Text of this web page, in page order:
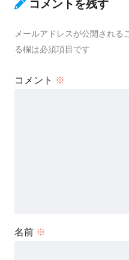
コメントを残す
メールアドレスが公開される
る欄は必須項目です
コメント ※
名前 ※